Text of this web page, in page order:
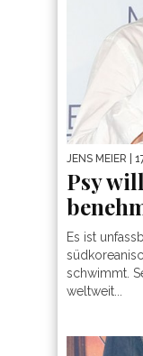
JENS MEIER |
Psy
Es ist
schwimmt.
weltweit...